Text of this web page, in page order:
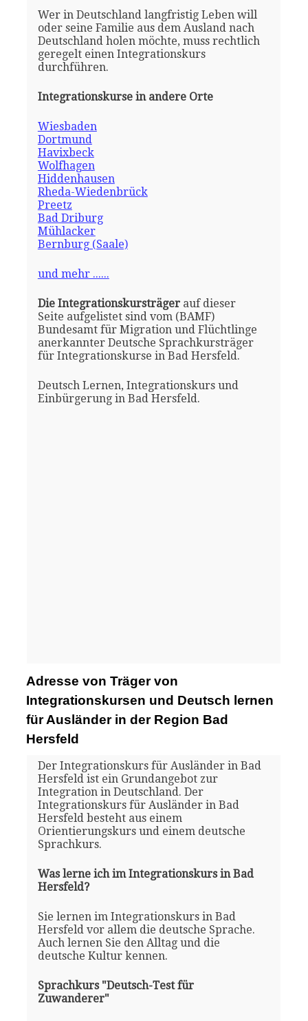
Wer in Deutschland langfristig Leben will
oder seine Familie aus dem Ausland nach
Deutschland holen möchte, muss rechtlich
geregelt einen Integrationskurs
durchführen.
Integrationskurse in andere Orte
Wiesbaden
Dortmund
Havixbeck
Wolfhagen
Hiddenhausen
Rheda-Wiedenbrück
Preetz
Bad Driburg
Mühlacker
Bernburg (Saale)
und mehr ......
Die Integrationskursträgerauf dieser
Seite aufgelistet sind vom (BAMF)
Bundesamt für Migration und Flüchtlinge
anerkannter Deutsche Sprachkursträger
für Integrationskurse in Bad Hersfeld.
Deutsch Lernen, Integrationskurs und
Einbürgerung in Bad Hersfeld.
Adresse von Träger von
Integrationskursen und Deutsch lernen
für Ausländer in der Region Bad
Hersfeld
Der Integrationskurs für Ausländer in Bad
Hersfeld ist ein Grundangebot zur
Integration in Deutschland. Der
Integrationskurs für Ausländer in Bad
Hersfeld besteht aus einem
Orientierungskurs und einem deutsche
Sprachkurs.
Was lerne ich im Integrationskurs in Bad
Hersfeld?
Sie lernen im Integrationskurs in Bad
Hersfeld vor allem die deutsche Sprache.
Auch lernen Sie den Alltag und die
deutsche Kultur kennen.
Sprachkurs "Deutsch-Test für
Zuwanderer"